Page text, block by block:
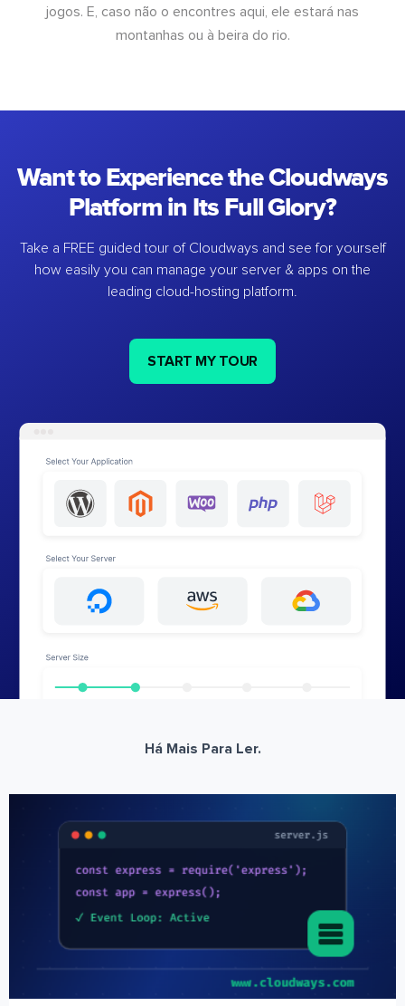
jogos. E, caso não o encontres aqui, ele estará nas
montanhas ou à beira do rio.
Want to Experience the Cloudways
Platform in Its Full Glory?
Take a FREE guided tour of Cloudways and see for yourself
how easily you can manage your server & apps on the
leading cloud-hosting platform.
START MY TOUR
Há Mais Para Ler.